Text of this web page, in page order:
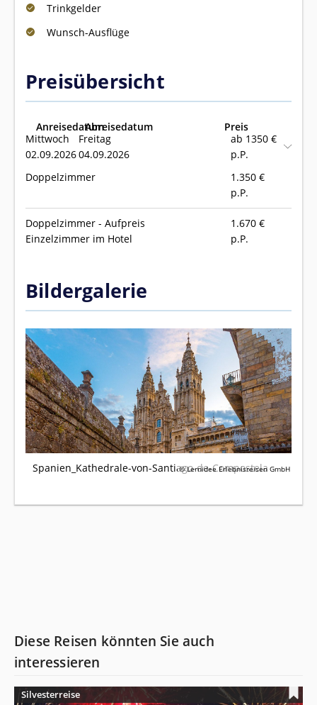
Trinkgelder
Wunsch-Ausflüge
Preisübersicht
AnreisedatumAbreisedatum
Preis
Mittwoch
02.09.2026
Freitag
04.09.2026
ab 1350 €
p.P.
Doppelzimmer
1.350 €
p.P.
Doppelzimmer - Aufpreis
Einzelzimmer im Hotel
1.670 €
p.P.
Bildergalerie
© Lernidee Erlebnisreisen GmbH
Spanien_Kathedrale-von-Santiago-de-Compostela
Diese Reisen könnten Sie auch
interessieren
Silvesterreise